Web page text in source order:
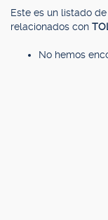
Este es un listado
relacionados con
No hemos